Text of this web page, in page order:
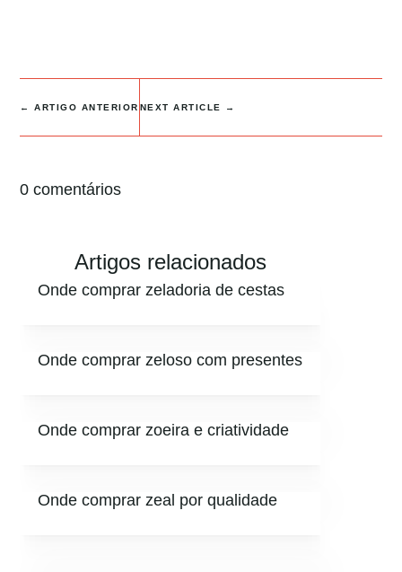
←ARTIGO ANTERIOR NEXT ARTICLE →
0 comentários
Artigos relacionados
Onde comprar zeladoria de cestas
Onde comprar zeloso com presentes
Onde comprar zoeira e criatividade
Onde comprar zeal por qualidade